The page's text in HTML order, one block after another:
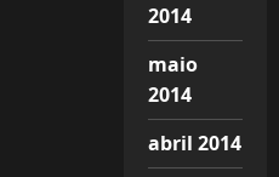
2014
maio
2014
abril 2014